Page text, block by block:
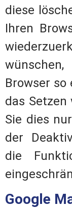
diese
Ihren
Browser so
das Setzen
Sie dies
der
die
Google